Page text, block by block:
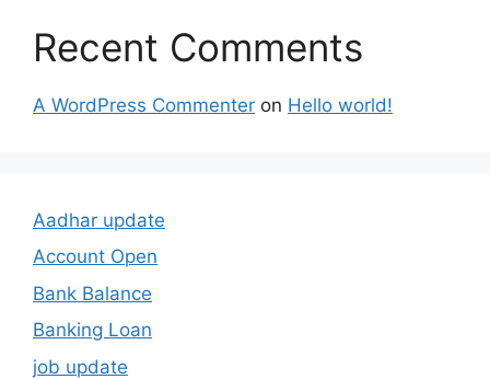
Recent Comments
A WordPress Commenter on Hello world!
Aadhar update
Account Open
Bank Balance
Banking Loan
job update